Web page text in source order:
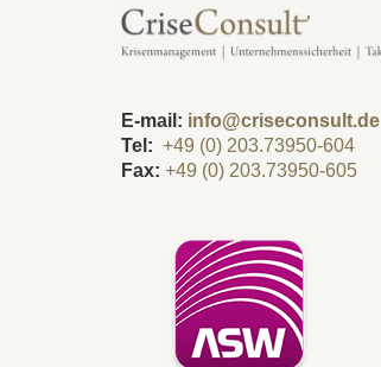
E-mail: info@criseconsult.de
Tel: +49 (0) 203.73950-604
Fax: +49 (0) 203.73950-605